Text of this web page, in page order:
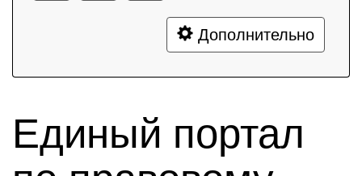
Дополнительно
Единый портал